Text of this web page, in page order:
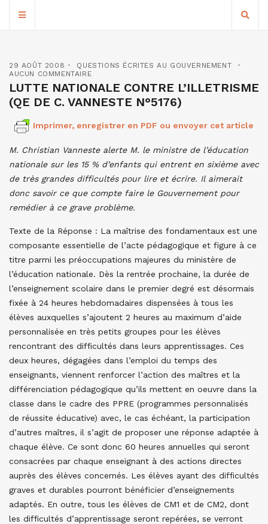
29 AOÛT 2008
QUESTIONS ÉCRITES AU GOUVERNEMENT
AUCUN COMMENTAIRE
LUTTE NATIONALE CONTRE L’ILLETRISME
(QE DE C. VANNESTE N°5176)
Imprimer, enregistrer en PDF ou envoyer cet article
M. Christian Vanneste alerte M. le ministre de l’éducation
nationale sur les 15 % d’enfants qui entrent en sixième avec
de très grandes difficultés pour lire et écrire. Il aimerait
donc savoir ce que compte faire le Gouvernement pour
remédier à ce grave problème.
Texte de la Réponse : La maîtrise des fondamentaux est une
composante essentielle de l’acte pédagogique et figure à ce
titre parmi les préoccupations majeures du ministère de
l’éducation nationale. Dès la rentrée prochaine, la durée de
l’enseignement scolaire dans le premier degré est désormais
fixée à 24 heures hebdomadaires dispensées à tous les
élèves auxquelles s’ajoutent 2 heures au maximum d’aide
personnalisée en très petits groupes pour les élèves
rencontrant des difficultés dans leurs apprentissages. Ces
deux heures, dégagées dans l’emploi du temps des
enseignants, viennent renforcer l’action des maîtres et la
différenciation pédagogique qu’ils mettent en oeuvre dans la
classe dans le cadre des PPRE (programmes personnalisés
de réussite éducative) avec, le cas échéant, la participation
d’autres maîtres, il s’agit de proposer une réponse adaptée à
chaque élève. Ce sont donc 60 heures annuelles qui seront
consacrées par chaque enseignant à des actions directes
auprès des élèves concernés. Les élèves ayant des difficultés
graves et durables pourront bénéficier d’enseignements
adaptés. En outre, tous les élèves de CM1 et de CM2, dont
les difficultés d’apprentissage seront repérées, se verront